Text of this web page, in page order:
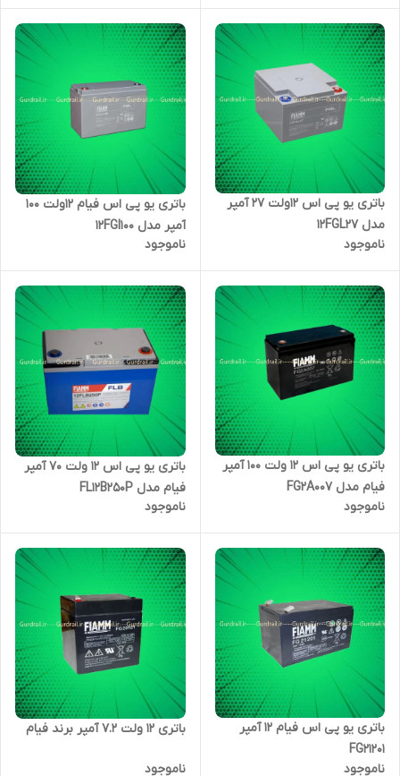
باتری یو پی اس 12ولت 27 آمپر
مدل 12FGL27
ناموجود
باتری یو پی اس فیام 12ولت 100
آمپر مدل 12FGl100
ناموجود
باتری یو پی اس 12 ولت 100 آمپر
فیام مدل FG2A007
ناموجود
باتری یو پی اس 12 ولت 70 آمپر
فیام مدل FL12B250P
ناموجود
باتری یو پی اس فیام ۱۲ آمپر
FG21201
ناموجود
باتری ۱۲ ولت ۷.۲ آمپر برند فیام
ناموجود